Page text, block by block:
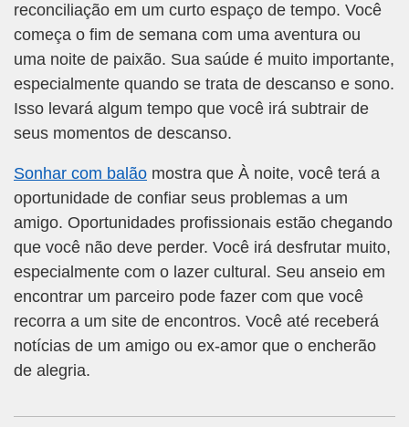
reconciliação em um curto espaço de tempo. Você
começa o fim de semana com uma aventura ou
uma noite de paixão. Sua saúde é muito importante,
especialmente quando se trata de descanso e sono.
Isso levará algum tempo que você irá subtrair de
seus momentos de descanso.
Sonhar com balão mostra que À noite, você terá a
oportunidade de confiar seus problemas a um
amigo. Oportunidades profissionais estão chegando
que você não deve perder. Você irá desfrutar muito,
especialmente com o lazer cultural. Seu anseio em
encontrar um parceiro pode fazer com que você
recorra a um site de encontros. Você até receberá
notícias de um amigo ou ex-amor que o encherão
de alegria.